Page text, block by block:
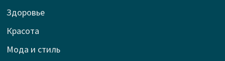
Здоровье
Красота
Мода и стиль